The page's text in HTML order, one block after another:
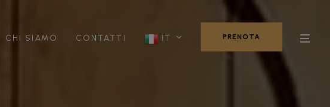
CHI SIAMO CONTATTI IT PRENOTA
PRENOTA